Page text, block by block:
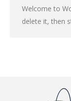
Welcome to
delete it, then